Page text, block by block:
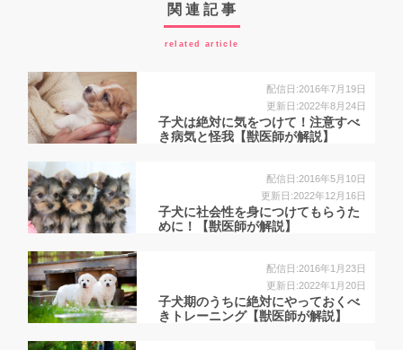
関連記事
related article
配信日:2016年7月19日
更新日:2022年8月24日
子犬は絶対に気をつけて！注意すべ
き病気と怪我【獣医師が解説】
配信日:2016年5月10日
更新日:2022年12月16日
子犬に社会性を身につけてもらうた
めに！【獣医師が解説】
配信日:2016年1月23日
更新日:2022年1月20日
子犬期のうちに絶対にやっておくべ
きトレーニング【獣医師が解説】